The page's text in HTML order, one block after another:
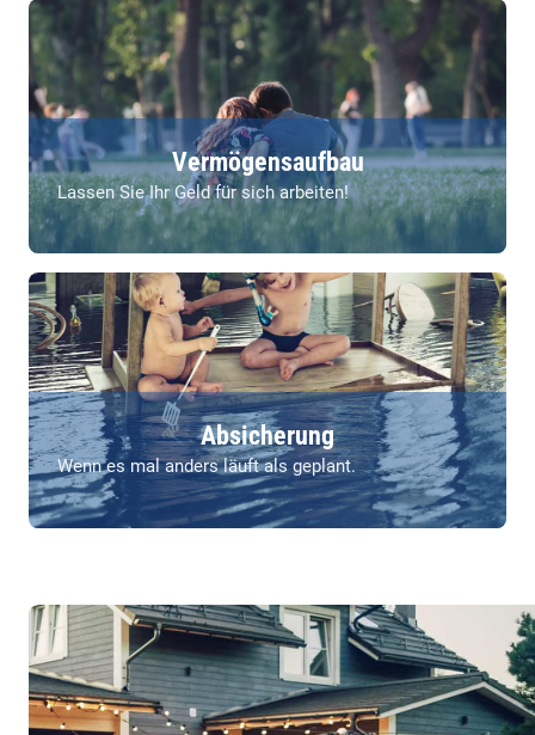
Vermögensaufbau
Lassen Sie Ihr Geld für sich arbeiten!
Absicherung
Wenn es mal anders läuft als geplant.